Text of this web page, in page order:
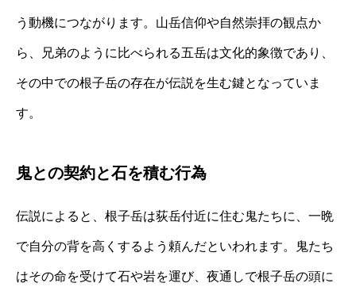
う動機につながります。山岳信仰や自然崇拝の観点か
ら、兄弟のように比べられる五岳は文化的象徴であり、
その中での根子岳の存在が伝説を生む鍵となっていま
す。
鬼との契約と石を積む行為
伝説によると、根子岳は荻岳付近に住む鬼たちに、一晩
で自分の背を高くするよう頼んだといわれます。鬼たち
はその命を受けて石や岩を運び、夜通しで根子岳の頭に